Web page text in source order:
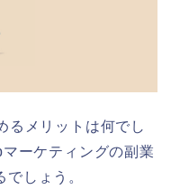
るメリットは何でし
ーケティングの副業
しょう。